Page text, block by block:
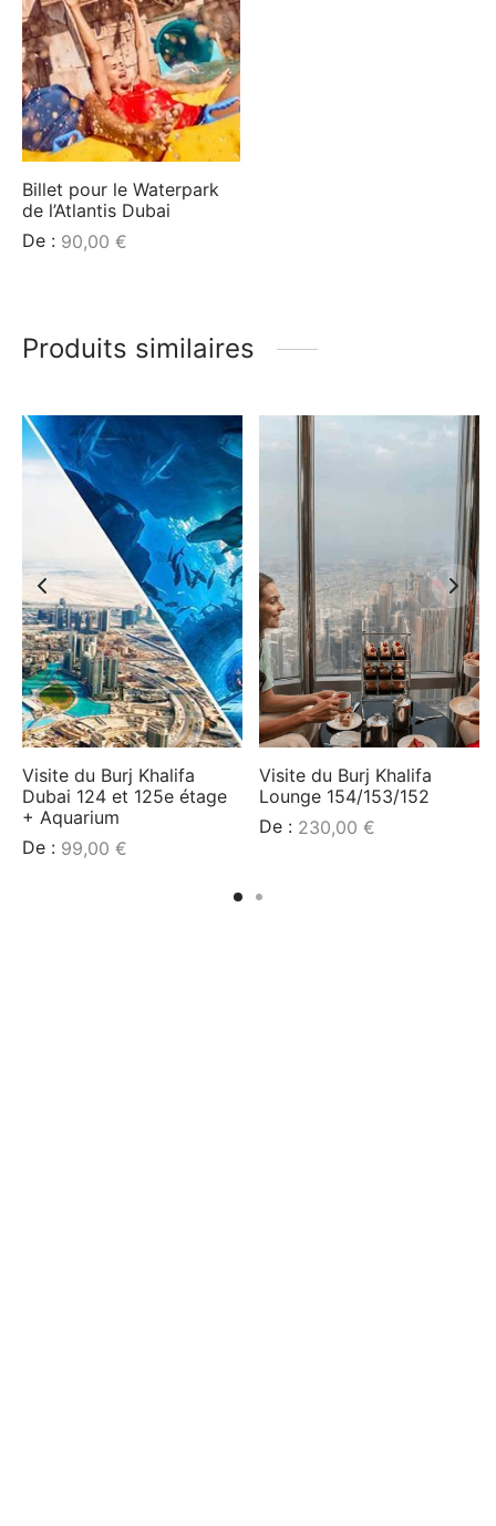
Billet pour le Waterpark
de l’Atlantis Dubai
De : 90,00 €
Produits similaires
Visite du Burj Khalifa
Dubai 124 et 125e étage
+ Aquarium
De : 99,00 €
Visite du Burj Khalifa
Lounge 154/153/152
De : 230,00 €